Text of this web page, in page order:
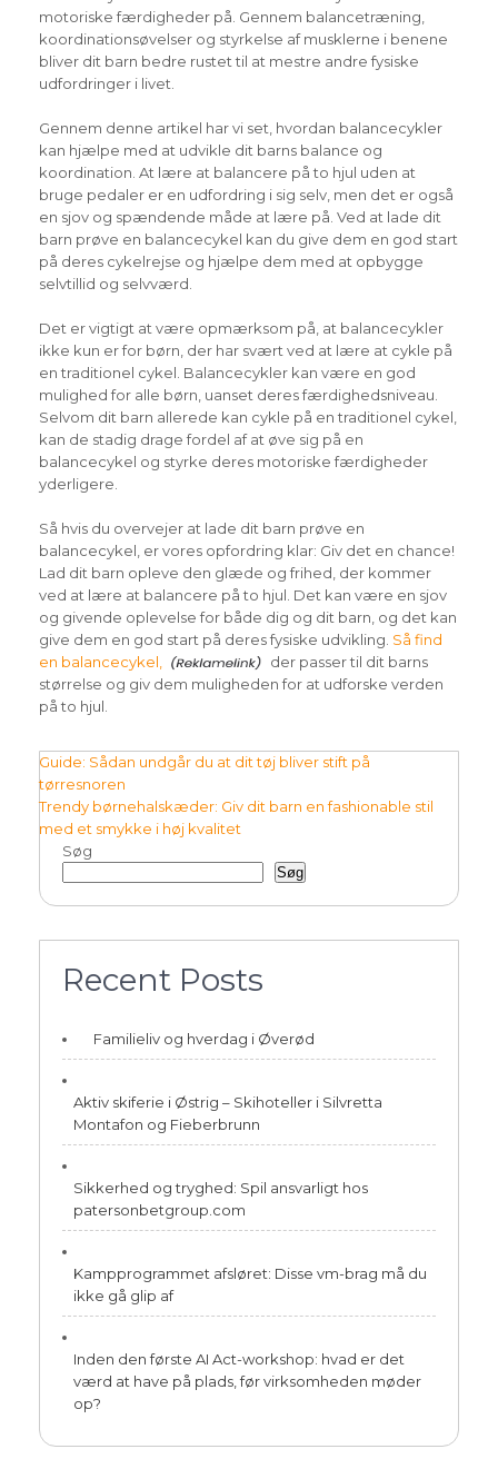
motoriske færdigheder på. Gennem balancetræning,
koordinationsøvelser og styrkelse af musklerne i benene
bliver dit barn bedre rustet til at mestre andre fysiske
udfordringer i livet.
Gennem denne artikel har vi set, hvordan balancecykler
kan hjælpe med at udvikle dit barns balance og
koordination. At lære at balancere på to hjul uden at
bruge pedaler er en udfordring i sig selv, men det er også
en sjov og spændende måde at lære på. Ved at lade dit
barn prøve en balancecykel kan du give dem en god start
på deres cykelrejse og hjælpe dem med at opbygge
selvtillid og selvværd.
Det er vigtigt at være opmærksom på, at balancecykler
ikke kun er for børn, der har svært ved at lære at cykle på
en traditionel cykel. Balancecykler kan være en god
mulighed for alle børn, uanset deres færdighedsniveau.
Selvom dit barn allerede kan cykle på en traditionel cykel,
kan de stadig drage fordel af at øve sig på en
balancecykel og styrke deres motoriske færdigheder
yderligere.
Så hvis du overvejer at lade dit barn prøve en
balancecykel, er vores opfordring klar: Giv det en chance!
Lad dit barn opleve den glæde og frihed, der kommer
ved at lære at balancere på to hjul. Det kan være en sjov
og givende oplevelse for både dig og dit barn, og det kan
give dem en god start på deres fysiske udvikling. Så find
en balancecykel,
der passer til dit barns
størrelse og giv dem muligheden for at udforske verden
på to hjul.
Indlægsnavigation
Guide: Sådan undgår du at dit tøj bliver stift på
tørresnoren
Trendy børnehalskæder: Giv dit barn en fashionable stil
med et smykke i høj kvalitet
Søg
Søg
Recent Posts
Familieliv og hverdag i Øverød
Aktiv skiferie i Østrig – Skihoteller i Silvretta
Montafon og Fieberbrunn
Sikkerhed og tryghed: Spil ansvarligt hos
patersonbetgroup.com
Kampprogrammet afsløret: Disse vm-brag må du
ikke gå glip af
Inden den første AI Act-workshop: hvad er det
værd at have på plads, før virksomheden møder
op?